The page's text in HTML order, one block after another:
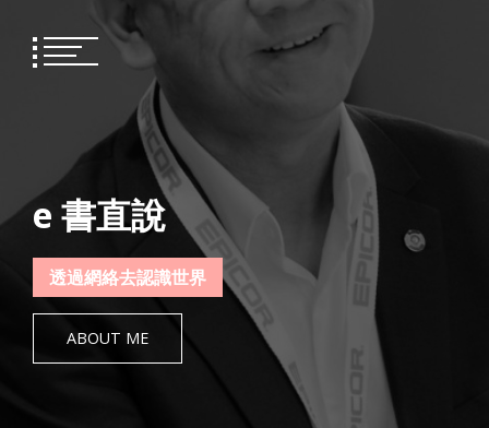
content
e 書直說
透過網絡去認識世界
ABOUT ME